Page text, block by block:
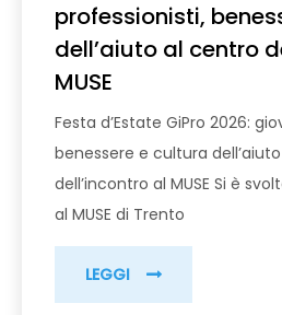
professionisti,
dell’aiuto al centro
MUSE
Festa d’Estate GiPro 2026:
benessere e cultura
dell’incontro al MUSE Si è
al MUSE di Trento
LEGGI